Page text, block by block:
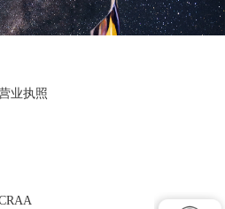
业执照